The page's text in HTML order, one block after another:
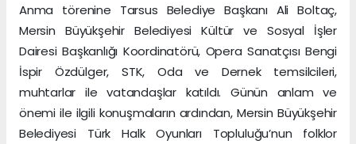
Anma törenine Tarsus Belediye Başkanı Ali Boltaç,
Mersin Büyükşehir Belediyesi Kültür ve Sosyal İşler
Dairesi Başkanlığı Koordinatörü, Opera Sanatçısı Bengi
İspir Özdülger, STK, Oda ve Dernek temsilcileri,
muhtarlar ile vatandaşlar katıldı. Günün anlam ve
önemi ile ilgili konuşmaların ardından, Mersin Büyükşehir
Belediyesi Türk Halk Oyunları Topluluğu’nun folklor